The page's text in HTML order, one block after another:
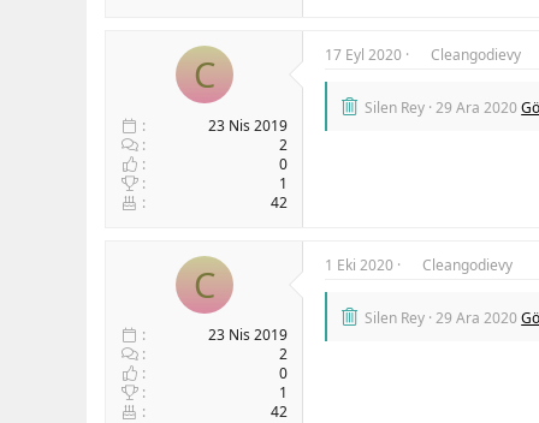
C
23 Nis 2019
2
0
1
42
17 Eyl 2020 Cleangodievy
Silen Rey 29 Ara 2020
C
23 Nis 2019
2
0
1
42
1 Eki 2020 Cleangodievy
Silen Rey 29 Ara 2020